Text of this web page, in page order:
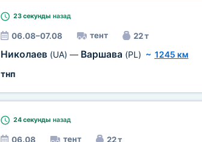
23 секунды назад
06.08–07.08 тент 22 т
Николаев (UA) — Варшава (PL) ~ 1245 км
тнп
24 секунды назад
06.08 тент 22 т